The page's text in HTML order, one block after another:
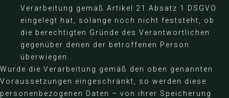
Verarbeitung gemäß Artikel 21 Absatz 1 DSGVO
eingelegt hat, solange noch nicht feststeht, ob
die berechtigten Gründe des Verantwortlichen
gegenüber denen der betroffenen Person
überwiegen.
Wurde die Verarbeitung gemäß den oben genannten
Voraussetzungen eingeschränkt, so werden diese
personenbezogenen Daten – von ihrer Speicherung